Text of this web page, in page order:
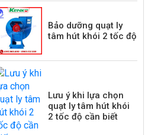
Bảo dưỡng quạt ly
tâm hút khói 2 tốc độ
Lưu ý khi lựa chọn
quạt ly tâm hút khói
2 tốc độ cần biết